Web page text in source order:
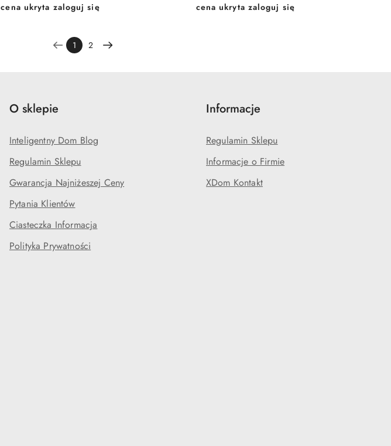
Cena:
cena ukryta zaloguj się Cena:
cena ukryta zaloguj się
1 2
O sklepie
Inteligentny Dom Blog
Regulamin Sklepu
Gwarancja Najniżeszej Ceny
Pytania Klientów
Ciasteczka Informacja
Polityka Prywatności
Informacje
Regulamin Sklepu
Informacje o Firmie
XDom Kontakt